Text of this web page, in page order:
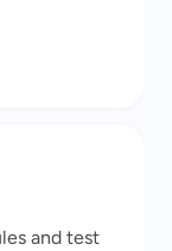
and test